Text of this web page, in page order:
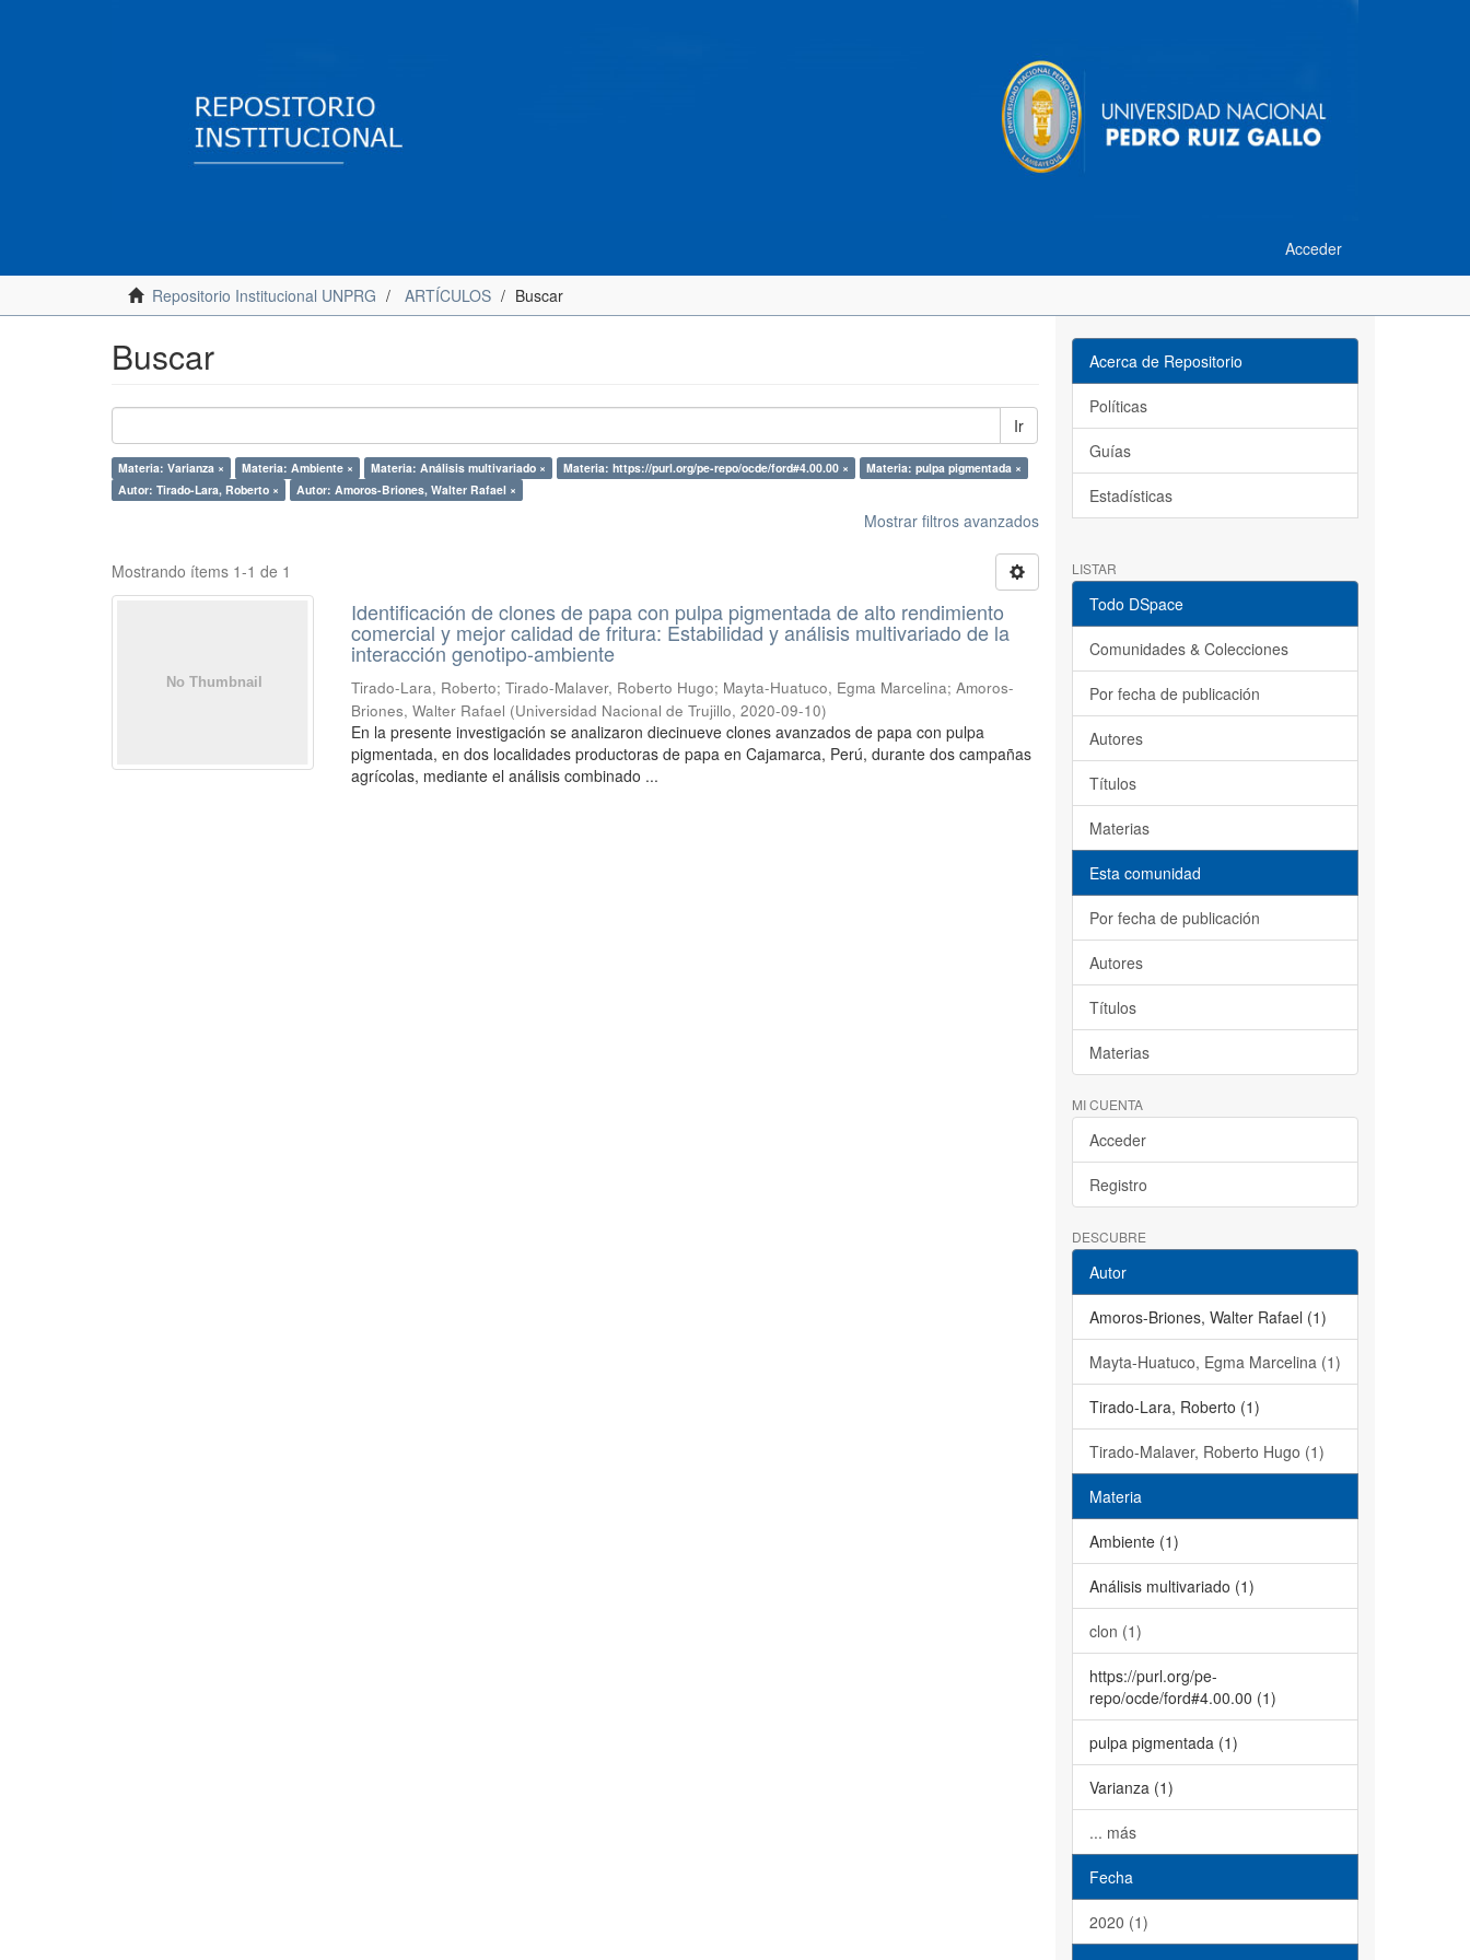
Acceder
Repositorio Institucional UNPRG ARTÍCULOS Buscar
Buscar
Ir
Materia: Varianza × Materia: Ambiente × Materia: Análisis multivariado × Materia: https://purl.org/pe-repo/ocde/ford#4.00.00 ×
Materia: pulpa pigmentada ×
Autor: Tirado-Lara, Roberto ×
Autor: Amoros-Briones, Walter Rafael ×
Mostrar filtros avanzados
Mostrando ítems 1-1 de 1
Identificación de clones de papa con pulpa pigmentada de alto rendimiento
comercial y mejor calidad de fritura: Estabilidad y análisis multivariado de la
interacción genotipo-ambiente
Tirado-Lara, Roberto;Tirado-Malaver, Roberto Hugo; Mayta-Huatuco, Egma Marcelina;Amoros-
Briones, Walter Rafael (Universidad Nacional de Trujillo,2020-09-10)
En la presente investigación se analizaron diecinueve clones avanzados de papa con pulpa
pigmentada, en dos localidades productoras de papa en Cajamarca, Perú, durante dos campañas
agrícolas, mediante el análisis combinado ...
Acerca de Repositorio
Políticas
Guías
Estadísticas
LISTAR
Todo DSpace
Comunidades & Colecciones
Por fecha de publicación
Autores
Títulos
Materias
Esta comunidad
Por fecha de publicación
Autores
Títulos
Materias
MI CUENTA
Acceder
Registro
DESCUBRE
Autor
Amoros-Briones, Walter Rafael (1)
Mayta-Huatuco, Egma Marcelina (1)
Tirado-Lara, Roberto (1)
Tirado-Malaver, Roberto Hugo (1)
Materia
Ambiente (1)
Análisis multivariado (1)
clon (1)
https://purl.org/pe-
repo/ocde/ford#4.00.00 (1)
pulpa pigmentada (1)
Varianza (1)
... más
Fecha
2020 (1)